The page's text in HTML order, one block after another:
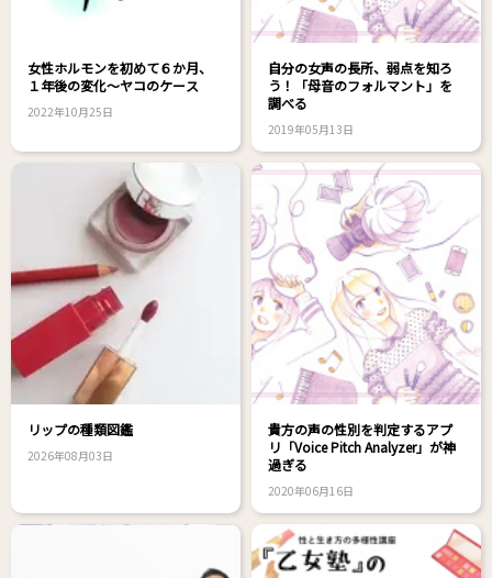
女性ホルモンを初めて６か月、
１年後の変化～ヤコのケース
2022年10月25日
自分の女声の長所、弱点を知ろ
う！「母音のフォルマント」を
調べる
2019年05月13日
リップの種類図鑑
2026年08月03日
貴方の声の性別を判定するアプ
リ「Voice Pitch Analyzer」が神
過ぎる
2020年06月16日